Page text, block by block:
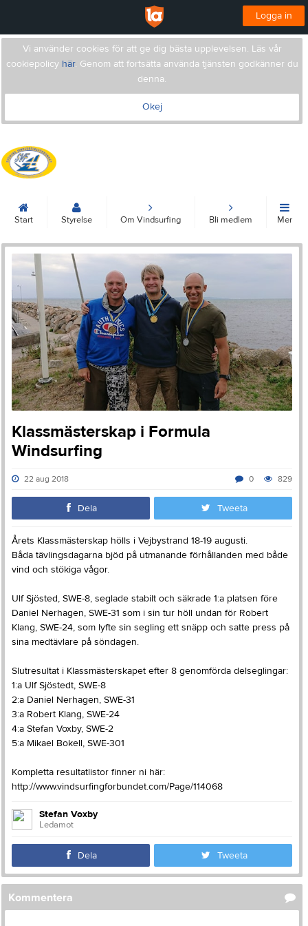
Logga in
Vi använder cookies för att ge dig bästa upplevelsen. Läs vår
cookiepolicy här. Genom att fortsätta använda tjänsten godkänner du
denna.
Okej
Start Styrelse Om Vindsurfing Bli medlem Mer
Klassmästerskap i Formula
Windsurfing
22 aug 2018 829
0
Dela Tweeta
Årets Klassmästerskap hölls i Vejbystrand 18-19 augusti.
Båda tävlingsdagarna bjöd på utmanande förhållanden med både
vind och stökiga vågor.
Ulf Sjösted, SWE-8, seglade stabilt och säkrade 1:a platsen före
Daniel Nerhagen, SWE-31 som i sin tur höll undan för Robert
Klang, SWE-24, som lyfte sin segling ett snäpp och satte press på
sina medtävlare på söndagen.
Slutresultat i Klassmästerskapet efter 8 genomförda delseglingar:
1:a Ulf Sjöstedt, SWE-8
2:a Daniel Nerhagen, SWE-31
3:a Robert Klang, SWE-24
4:a Stefan Voxby, SWE-2
5:a Mikael Bokell, SWE-301
Kompletta resultatlistor finner ni här:
http://www.vindsurfingforbundet.com/Page/114068
Stefan Voxby
Ledamot
Dela Tweeta
Kommentera